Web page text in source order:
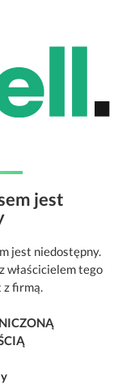
jest
jest niedostępny.
właścicielem tego
z firmą.